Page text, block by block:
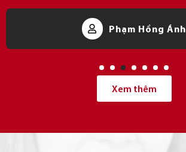
Phạm Hồng Ánh
Xem thêm